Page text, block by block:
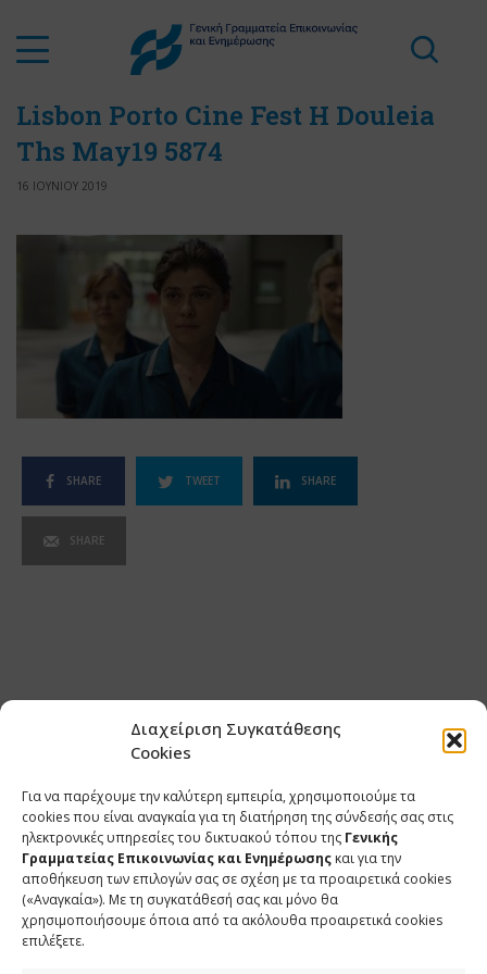
Διαχείριση Συγκατάθεσης
Cookies
Για να παρέχουμε την καλύτερη εμπειρία, χρησιμοποιούμε τα
cookies που είναι αναγκαία για τη διατήρηση της σύνδεσής σας στις
ηλεκτρονικές υπηρεσίες του δικτυακού τόπου της Γενικής
Γραμματείας Επικοινωνίας και Ενημέρωσης και για την
αποθήκευση των επιλογών σας σε σχέση με τα προαιρετικά cookies
(«Αναγκαία»). Με τη συγκατάθεσή σας και μόνο θα
χρησιμοποιήσουμε όποια από τα ακόλουθα προαιρετικά cookies
επιλέξετε.
Lisbon Porto Cine Fest H Douleia
Ths May19 5874
16 ΙΟΥΝΙΟΥ 2019
SHARE TWEET SHARE
SHARE
ΕΠΙΚΟΙΝΩΝΙΑ
Φραγκούδη 11 & Αλεξάνδρου Πάντου